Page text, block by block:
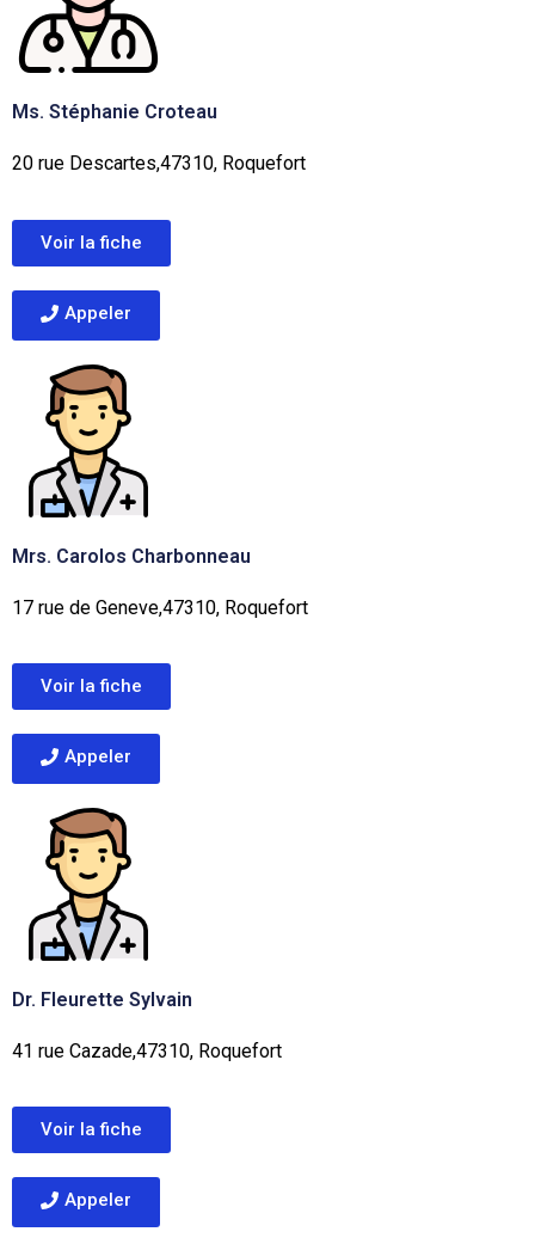
Ms. Stéphanie Croteau
20 rue Descartes,47310, Roquefort
Voir la fiche
Appeler
Mrs. Carolos Charbonneau
17 rue de Geneve,47310, Roquefort
Voir la fiche
Appeler
Dr. Fleurette Sylvain
41 rue Cazade,47310, Roquefort
Voir la fiche
Appeler